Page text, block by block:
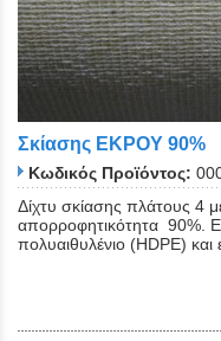
Σκίασης ΕΚΡΟΥ 90%
Κωδικός Προϊόντος:
Δίχτυ σκίασης πλάτους 4
απορροφητικότητα 90%.
πολυαιθυλένιο (HDPE) και